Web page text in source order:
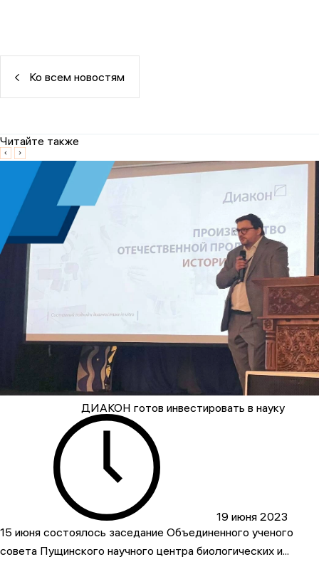
Ко всем новостям
Читайте также
ДИАКОН готов инвестировать в науку
19 июня 2023
15 июня состоялось заседание Объединенного ученого
совета Пущинского научного центра биологических и...